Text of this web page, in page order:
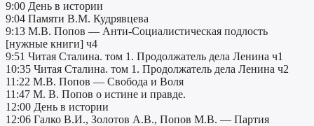
9:00 День в истории
9:04 Памяти В.М. Кудрявцева
9:13 М.В. Попов — Анти-Социалистическая подлость
[нужные книги] ч4
9:51 Читая Сталина. том 1. Продолжатель дела Ленина ч1
10:35 Читая Сталина. том 1. Продолжатель дела Ленина ч2
11:22 М.В. Попов — Свобода и Воля
11:47 М. В. Попов о истине и правде.
12:00 День в истории
12:06 Галко В.И., Золотов А.В., Попов М.В. — Партия